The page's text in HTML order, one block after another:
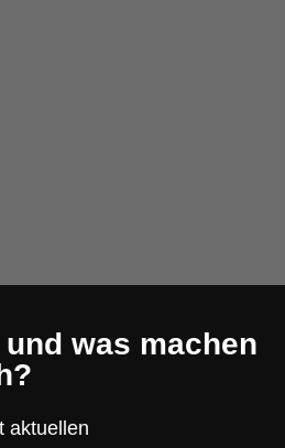
was machen
aktuellen